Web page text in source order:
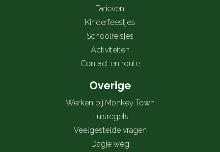
Tarieven
Kinderfeestjes
Schoolreisjes
Activiteiten
Contact en route
Overige
Werken bij Monkey Town
Huisregels
Veelgestelde vragen
Dagje weg